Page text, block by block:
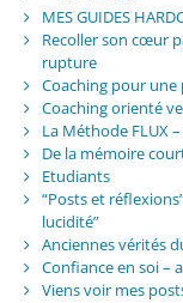
MES GUIDES
Recoller son cœur
rupture
Coaching pour une
Coaching orienté
La Méthode FLUX
De la mémoire
Etudiants
“Posts et
lucidité”
Anciennes vérités
Confiance en soi –
Viens voir mes